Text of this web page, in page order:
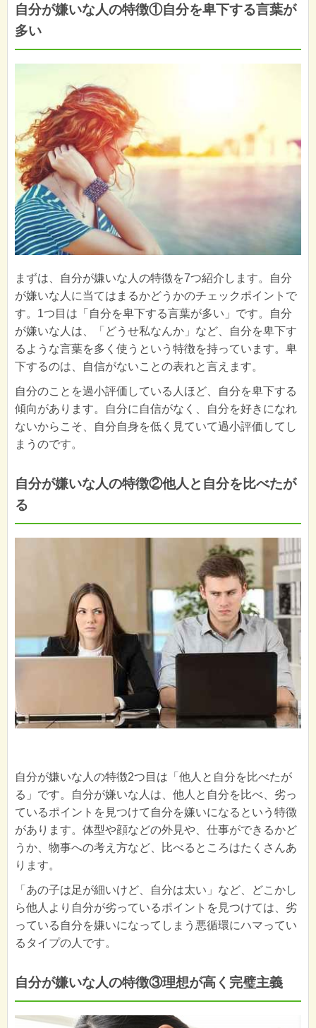
自分が嫌いな人の特徴①自分を卑下する言葉が
多い
まずは、自分が嫌いな人の特徴を7つ紹介します。自分
が嫌いな人に当てはまるかどうかのチェックポイントで
す。1つ目は「自分を卑下する言葉が多い」です。自分
が嫌いな人は、「どうせ私なんか」など、自分を卑下す
るような言葉を多く使うという特徴を持っています。卑
下するのは、自信がないことの表れと言えます。
自分のことを過小評価している人ほど、自分を卑下する
傾向があります。自分に自信がなく、自分を好きになれ
ないからこそ、自分自身を低く見ていて過小評価してし
まうのです。
自分が嫌いな人の特徴②他人と自分を比べたが
る
自分が嫌いな人の特徴2つ目は「他人と自分を比べたが
る」です。自分が嫌いな人は、他人と自分を比べ、劣っ
ているポイントを見つけて自分を嫌いになるという特徴
があります。体型や顔などの外見や、仕事ができるかど
うか、物事への考え方など、比べるところはたくさんあ
ります。
「あの子は足が細いけど、自分は太い」など、どこかし
ら他人より自分が劣っているポイントを見つけては、劣
っている自分を嫌いになってしまう悪循環にハマってい
るタイプの人です。
自分が嫌いな人の特徴③理想が高く完璧主義